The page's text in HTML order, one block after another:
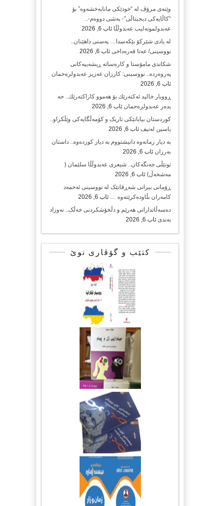
وێنەی مرۆڤ لە “خودێکی مانابەخشەوە” بۆ
“کاڵایەکی دیجیتاڵی”- بەشی دووەم-..
عەبدولموتەلیب عەبدوڵڵا ئاب 6, 2026
لە یادی شێرکۆ بێکەسدا… پەسنی داهێنان..
نووسینی/ عەتا قەرەداخی ئاب 6, 2026
شکاندی مامۆستا و کارەساتە ڕیشەییەکانی
پەروەردە.. نووسینی: کارزان عەزیز عەبدولرەحمان
ئاب 6, 2026
ڕووبار خالید ئەكتەرێك بۆ هەموو كاراكتەرێك.. حه
یدەر عەبدولرەحمان ئاب 6, 2026
کوردستان بیابانێکی تاریک و کۆمەڵگایەکی وێڵکراو..
یاسین لەتیف ئاب 6, 2026
بە دیار زمانەوە دانیشتووم بە دیار کوردەوە.. داستان
بەرزان ئاب 6, 2026
تونێڵی جەنگەکان.. شیعری عەبدوڵڵا سلێمان (
مەشخەڵ) ئاب 6, 2026
ڕۆمانی بیرانی شەڕڤانێک لە نووسینی ئەحمەد
کامەران بڵاودەکرێتەوە … ئاب 6, 2026
دەسەڵاتدارانی هەرێم و دڵخۆشکردنی خەڵک.. نەوزاد
بەندی ئاب 6, 2026
کتێب و گۆڤاری نوێ